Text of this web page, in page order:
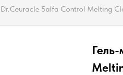
Dr.Ceuracle 5alfa Control Melting